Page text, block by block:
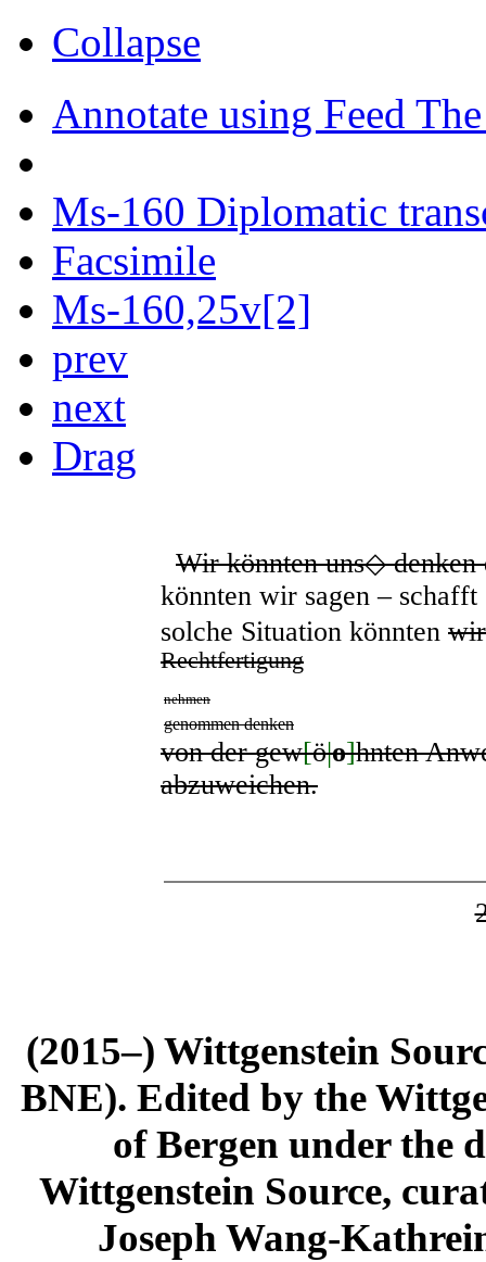
Collapse
Annotate using Feed
Ms-160 Diplomatic
Facsimile
Ms-160,25v[2]
prev
next
Drag
Wir könnten uns◇denken
könnten wir sagen –
solche Situation könnten
Rechtfertigung
nehmen
genommen denken
von der gew[ö|o]hnten
abzuweichen.
(2015–) Wittgenstein
BNE). Edited by the
of Bergen under the
Wittgenstein Source,
Joseph Wang-